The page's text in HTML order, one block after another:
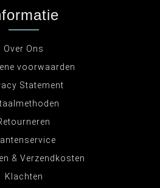
Over Ons
voorwaarden
Statement
& Verzendkosten
Klachten